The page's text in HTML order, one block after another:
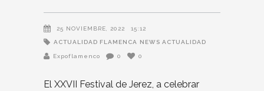
25 NOVIEMBRE, 2022 15:12
ACTUALIDAD FLAMENCA NEWS ACTUALIDAD
Expoflamenco 0 0
El XXVII Festival de Jerez, a celebrar